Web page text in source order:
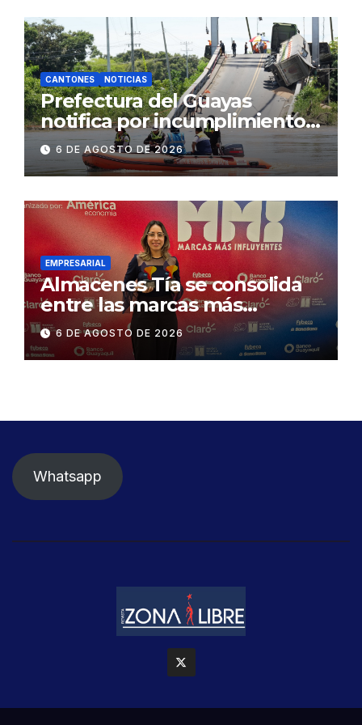
CANTONES NOTICIAS
Prefectura del Guayas
notifica por incumplimiento
contractual a la
Concesionaria CONORTE y
exige celeridad en
desmontaje del puente
Gonzalo Icaza Cornejo, en
Daule
6 DE AGOSTO DE 2026
EMPRESARIAL
Almacenes Tía se consolida
entre las marcas más
influyentes del Ecuador
6 DE AGOSTO DE 2026
Whatsapp